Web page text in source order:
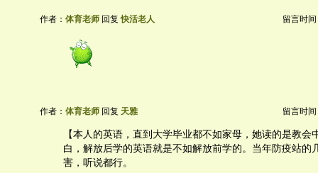
作者： 体育老师 回复快活老人 留言时间
作者： 体育老师 回复 天雅 留言时间
【本人的英语，直到大学毕业都不如家母，她读的是教会
白，解放后学的英语就是不如解放前学的。当年防疫站的
害，听说都行。